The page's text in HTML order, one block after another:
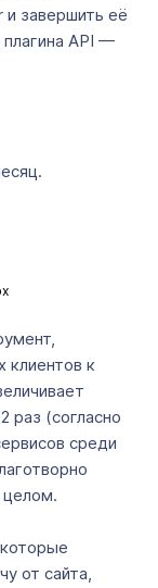
и завершить её
API —
клиентов к
раз (согласно
среди
от сайта,